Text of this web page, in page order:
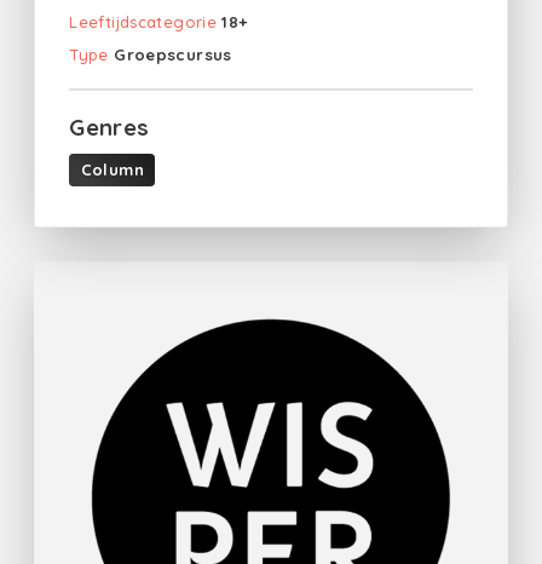
Leeftijdscategorie 18+
Type Groepscursus
Genres
Column